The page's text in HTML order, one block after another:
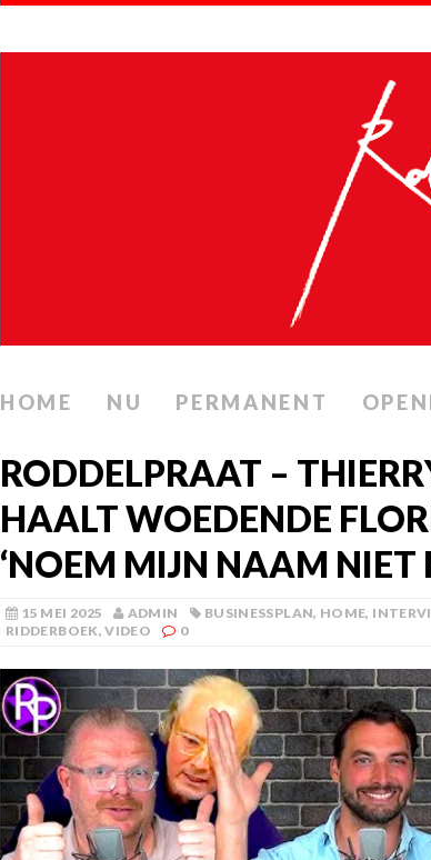
HOME NU PERMANENT
RODDELPRAAT –
HAALT WOEDENDE
‘NOEM MIJN NAAM NIET
15 MEI 2025 ADMIN BUSINESSPLAN, HOME,
RIDDERBOEK,VIDEO 0